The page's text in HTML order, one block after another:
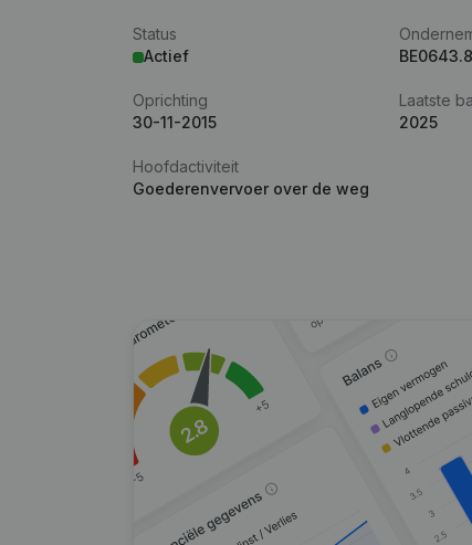
Status
Actief
Oprichting
30-11-2015
Laatste
2025
Hoofdactiviteit
Goederenvervoer over de weg